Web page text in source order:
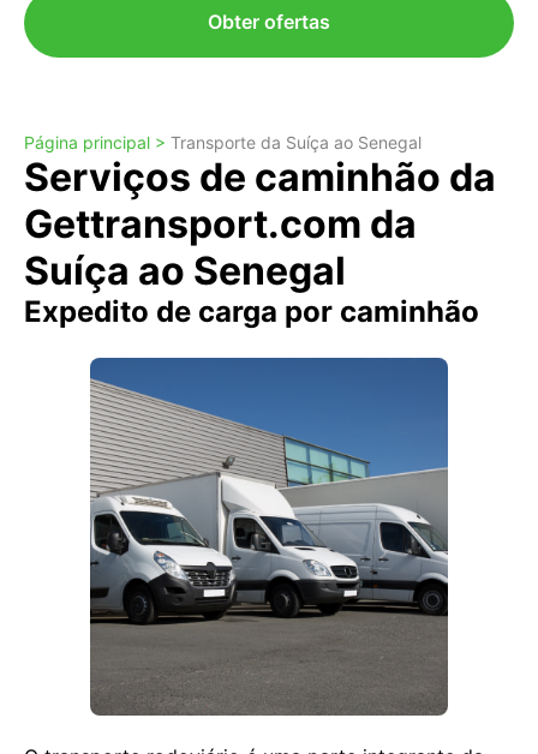
Obter ofertas
Página principal > Transporte da Suíça ao Senegal
Serviços de caminhão da
Gettransport.com da
Suíça ao Senegal
Expedito de carga por caminhão